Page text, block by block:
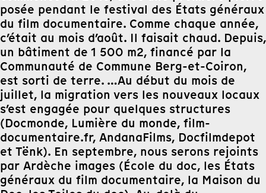
posée pendant le festival des États généraux
du film documentaire. Comme chaque année,
c’était au mois d’août. Il faisait chaud. Depuis,
un bâtiment de 1 500 m2, financé par la
Communauté de Commune Berg-et-Coiron,
est sorti de terre. …Au début du mois de
juillet, la migration vers les nouveaux locaux
s’est engagée pour quelques structures
(Docmonde, Lumière du monde, film-
documentaire.fr, AndanaFilms, Docfilmdepot
et Tënk). En septembre, nous serons rejoints
par Ardèche images (École du doc, les États
généraux du film documentaire, la Maison du